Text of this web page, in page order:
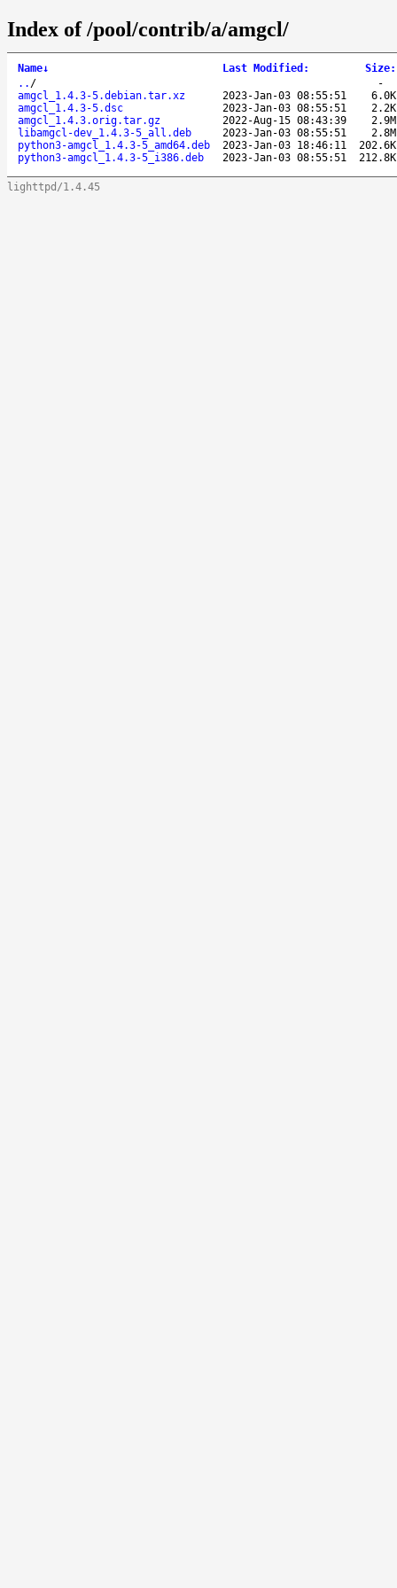
Index of /pool/contrib/a/amgcl/
Name↓ Last Modified : Size:
.. /
-
amgcl_1.4.3-5.debian.tar.xz
2023-Jan-03 08:55:51
6.0K
amgcl_1.4.3-5.dsc
2023-Jan-03 08:55:51
2.2K
amgcl_1.4.3.orig.tar.gz
2022-Aug-15 08:43:39
2.9M
libamgcl-dev_1.4.3-5_all.deb
2023-Jan-03 08:55:51
2.8M
python3-amgcl_1.4.3-5_amd64.deb
2023-Jan-03 18:46:11
202.6K
python3-amgcl_1.4.3-5_i386.deb
2023-Jan-03 08:55:51 212.8K
lighttpd/1.4.45